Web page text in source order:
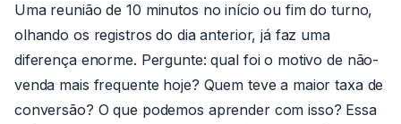
Uma reunião de 10 minutos no início ou fim do turno,
olhando os registros do dia anterior, já faz uma
diferença enorme. Pergunte: qual foi o motivo de não-
venda mais frequente hoje? Quem teve a maior taxa de
conversão? O que podemos aprender com isso? Essa